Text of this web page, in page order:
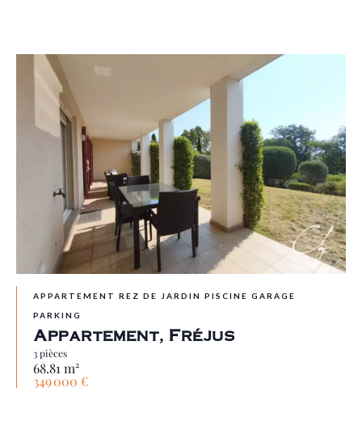
APPARTEMENT REZ DE JARDIN PISCINE GARAGE
PARKING
Appartement, Fréjus
3 pièces
68.81 m²
349 000 €